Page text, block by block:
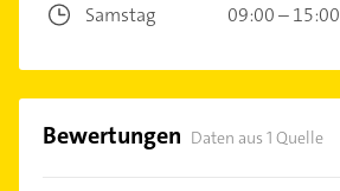
Samstag
09:00 – 15:00
Bewertungen Daten aus 1 Quelle